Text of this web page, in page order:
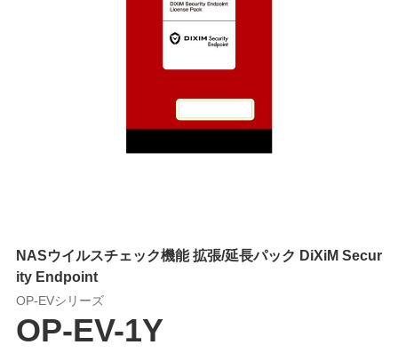
NASウイルスチェック機能 拡張/延長パック DiXiM Secur
ity Endpoint
OP-EVシリーズ
OP-EV-1Y